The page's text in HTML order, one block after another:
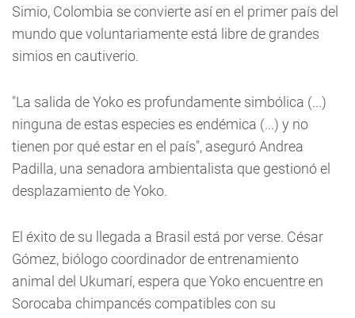
Simio, Colombia se convierte así en el primer país del
mundo que voluntariamente está libre de grandes
simios en cautiverio.
"La salida de Yoko es profundamente simbólica (...)
ninguna de estas especies es endémica (...) y no
tienen por qué estar en el país", aseguró Andrea
Padilla, una senadora ambientalista que gestionó el
desplazamiento de Yoko.
El éxito de su llegada a Brasil está por verse. César
Gómez, biólogo coordinador de entrenamiento
animal del Ukumarí, espera que Yoko encuentre en
Sorocaba chimpancés compatibles con su